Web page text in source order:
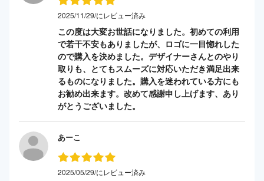
2025/11/29/にレビュー済み
この度は大変お世話になりました。初めての利用
で若干不安もありましたが、ロゴに一目惚れした
ので購入を決めました。デザイナーさんとのやり
取りも、とてもスムーズに対応いただき満足出来
るものになりました。購入を迷われている方にも
お勧め出来ます。改めて感謝申し上げます、あり
がとうございました。
あーこ
2025/05/29/にレビュー済み